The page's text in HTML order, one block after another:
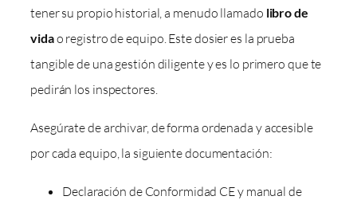
tener su propio historial, a menudo llamado libro de
vidao registro de equipo. Este dosier es la prueba
tangible de una gestión diligente y es lo primero que te
pedirán los inspectores.
Asegúrate de archivar, de forma ordenada y accesible
por cada equipo, la siguiente documentación:
Declaración de Conformidad CE y manual de